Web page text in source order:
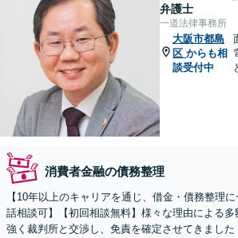
弁護士
一道法律事務所
大阪市都島
区 からも相
談受付中
消費者金融の債務整理
【10年以上のキャリアを通じ、借金・債務整理
話相談可】【初回相談無料】様々な理由による多
強く裁判所と交渉し、免責を確定させてきました